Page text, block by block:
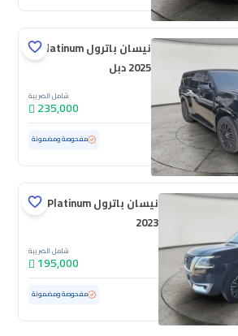
نيسان باترول Platinum
2025 دبل
شامل الضريبة
235,000
ممشى قليل مفحوصة ومضمونة
نيسان باترول Platinum
2023
شامل الضريبة
195,000
مفحوصة ومضمونة